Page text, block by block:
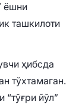
ёшни
ташкилоти
ҳибсда
тўхтамаган.
йўл”